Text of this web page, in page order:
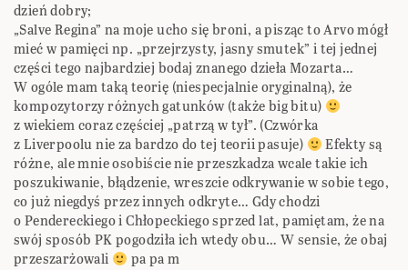
dzień dobry;
„Salve Regina” na moje ucho się broni, a pisząc to Arvo mógł
mieć w pamięci np. „przejrzysty, jasny smutek” i tej jednej
części tego najbardziej bodaj znanego dzieła Mozarta…
W ogóle mam taką teorię (niespecjalnie oryginalną), że
kompozytorzy różnych gatunków (także big bitu)
z wiekiem coraz częściej „patrzą w tył”. (Czwórka
z Liverpoolu nie za bardzo do tej teorii pasuje)
Efekty są
różne, ale mnie osobiście nie przeszkadza wcale takie ich
poszukiwanie, błądzenie, wreszcie odkrywanie w sobie tego,
co już niegdyś przez innych odkryte… Gdy chodzi
o Pendereckiego i Chłopeckiego sprzed lat, pamiętam, że na
swój sposób PK pogodziła ich wtedy obu… W sensie, że obaj
przeszarżowali
pa pa m